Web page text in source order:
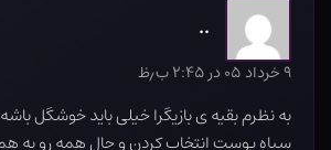
..
۹ خرداد ۰۵ در ۲:۴۵ ب٫ظ
به نظرم بقیه ی بازیگرا خیلی باید خوشگل
سیاه پوست انتخاب کردن و حال همه رو به